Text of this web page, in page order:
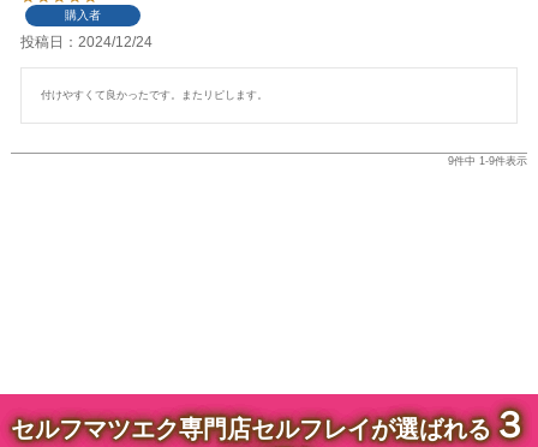
購入者
投稿日 2024/12/24
付けやすくて良かったです。またリピします。
9件中 1-9件表示
セルフマツエク専門店セルフレイが選ばれる３